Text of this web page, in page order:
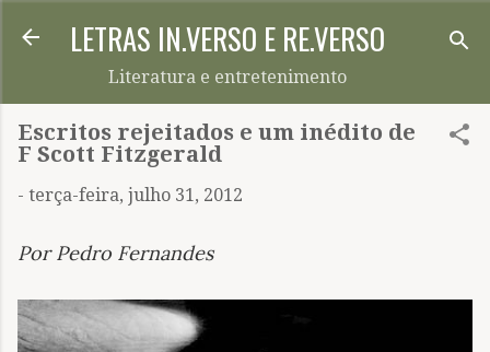
Pular para o conteúdo principal
LETRAS IN.VERSO E RE.VERSO
Literatura e entretenimento
Escritos rejeitados e um inédito de
F Scott Fitzgerald
- terça-feira, julho 31, 2012
Por Pedro Fernandes